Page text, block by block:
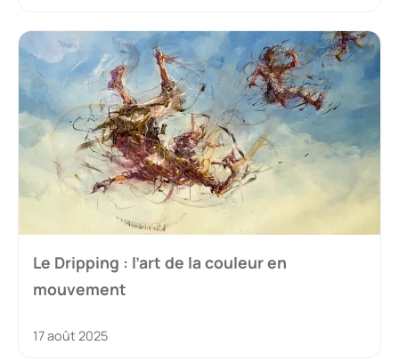
Le Dripping : l’art de la couleur en
mouvement
17 août 2025